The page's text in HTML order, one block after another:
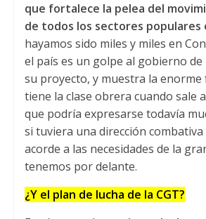
que fortalece la pelea del
de todos los sectores populares
hayamos sido miles y miles en
el país es un golpe al gobierno
su proyecto, y muestra la enorme
tiene la clase obrera cuando sale
que podría expresarse todavía
si tuviera una dirección combativa
acorde a las necesidades de la
tenemos por delante.
¿Y el plan de lucha de la CGT?